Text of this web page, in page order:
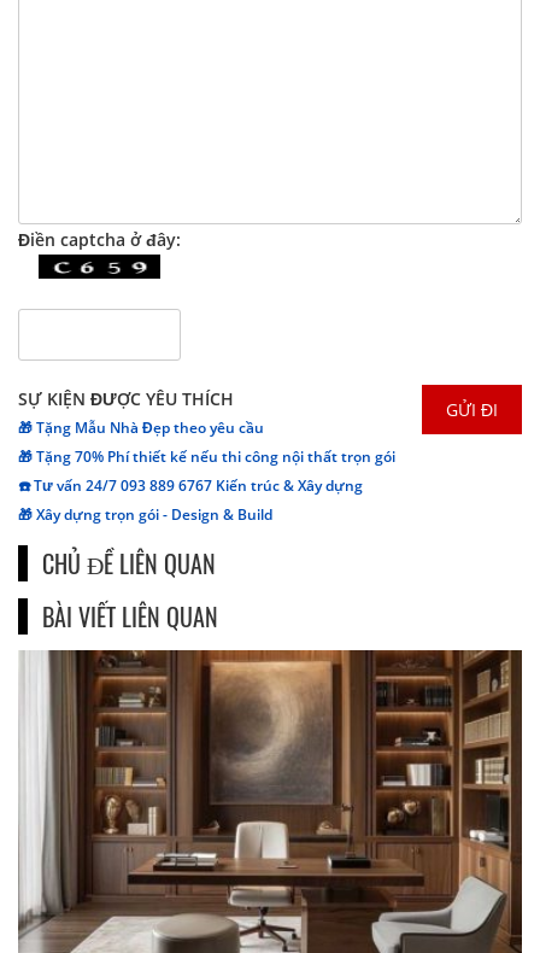
Điền captcha ở đây:
SỰ KIỆN ĐƯỢC YÊU THÍCH
🎁 Tặng Mẫu Nhà Đẹp theo yêu cầu
🎁 Tặng 70% Phí thiết kế nếu thi công nội thất trọn gói
☎️ Tư vấn 24/7 093 889 6767 Kiến trúc & Xây dựng
🎁 Xây dựng trọn gói - Design & Build
CHỦ ĐỀ LIÊN QUAN
BÀI VIẾT LIÊN QUAN